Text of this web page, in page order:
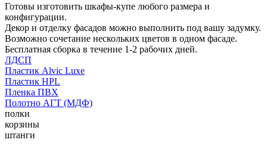
Готовы изготовить шкафы-купе любого размера и
конфигурации.
Декор и отделку фасадов можно выполнить под вашу задумку.
Возможно сочетание нескольких цветов в одном фасаде.
Бесплатная сборка в течение 1-2 рабочих дней.
ЛДСП
Пластик Alvic Luxe
Пластик HPL
Пленка ПВХ
Полотно АГТ (МДФ)
полки
корзины
штанги